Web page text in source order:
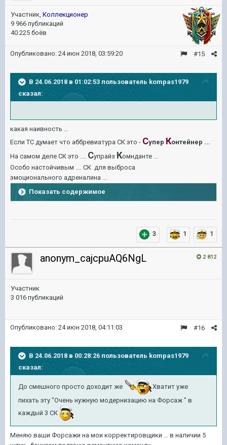
Участник, Коллекционер
9 966 публикаций
40 225 боёв
#15
Опубликовано: 24 июн 2018, 03:59:20
В 24.06.2018 в 01:02:53 пользователь kompas1979
сказал:
какая наивность ...
Если ТС думает что аббревиатура СК это - Супер Контейнер ...
На самом деле СК это .... Супрайз Комнданте ...
Особо настойчивым .... СК для выброса
эмоционального адреналина ...
Показать содержимое
3 1 1
2 812
anonym_cajcpuAQ6NgL
Участник
3 016 публикаций
#16
Опубликовано: 24 июн 2018, 04:11:03
В 24.06.2018 в 00:28:26 пользователь kompas1979
сказал:
До смешного просто доходит же
Хватит уже
пихать эту "Очень нужную модернизацию на Форсаж " в
каждый 3 СК
Меняю ваши Форсажи на мои корректировщики ... в наличии 5